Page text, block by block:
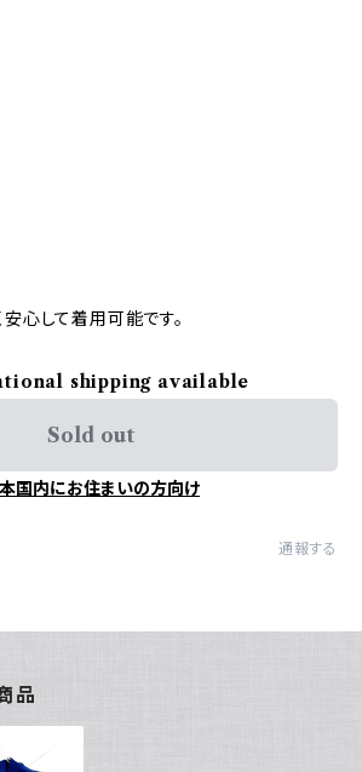
心して着用可能です。
shipping available
Sold out
国内にお住まいの方向け
通報する
品